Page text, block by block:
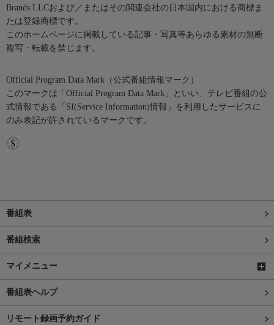
Brands LLCおよび／またはその関連会社の日本国内における商標ま
たは登録商標です。
このホームページに掲載している記事・写真等あらゆる素材の無断
複写・転載を禁じます。
Official Program Data Mark（公式番組情報マーク）
このマークは「Official Program Data Mark」といい、テレビ番組の公
式情報である「SI(Service Information)情報」を利用したサービスに
のみ表記が許されているマークです。
番組表
番組検索
マイメニュー
番組表ヘルプ
リモート録画予約ガイド